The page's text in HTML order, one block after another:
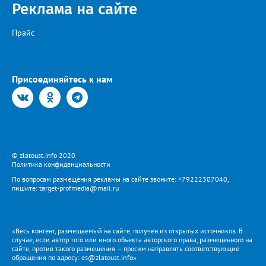
Реклама на сайте
Прайс
Присоединяйтесь к нам
© zlatoust.info 2020
Политика конфиденциальности
По вопросам размещения рекламы на сайте звоните: +79222307040,
пишите: target-profmedia@mail.ru
«Весь контент, размещаемый на сайте, получен из открытых источников. В
случае, если автор того или иного объекта авторского права, размещенного на
сайте, против такого размещения — просим направлять соответствующие
обращения по адресу: es@zlatoust.info»